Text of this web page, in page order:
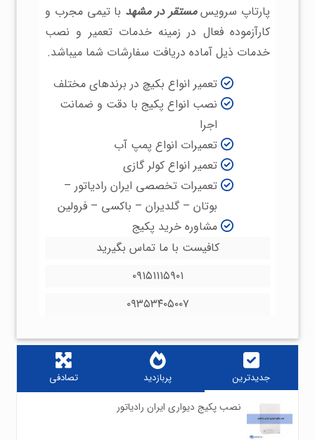
پارتاپ سرویسمستقر در مشهد با تیمی مجرب و
کارآزموده فعال در زمینه خدمات تعمیر و نصب
خدمات ذیل آماده دریافت سفارشات شما میباشد.
تعمیر انواع بکیچ در برندهای مختلف
نصب انواع پکیج با دقت و ضمانت
اجرا
تعمیرات انواع پمپ آب
تعمیر انواع کولر گازی
تعمیرات تخصصی ایران رادیاتور –
بوتان – گلدیران – باکسی – فرولین
مشاوره خرید پکیج
کافیست با ما تماس بگیرید
۰۹۱۵۱۱۱۵۹۰۱
۰۹۳۵۳۴۰۵۰۰۷
جدیدترین پربازدید تصادفی
۰
۷۸۰
نصب پکیج دیواری ایران رادیاتور